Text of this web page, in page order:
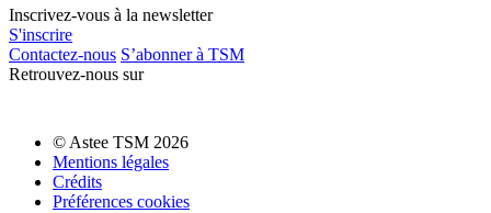
Inscrivez-vous à la newsletter
S'inscrire
Contactez-nous S’abonner à TSM
Retrouvez-nous sur
© Astee TSM 2026
Mentions légales
Crédits
Préférences cookies